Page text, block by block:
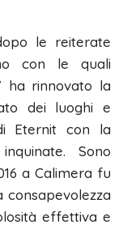
le reiterate
con le quali
ha rinnovato la
dei luoghi e
Eternit con la
Sono
a Calimera fu
effettiva e